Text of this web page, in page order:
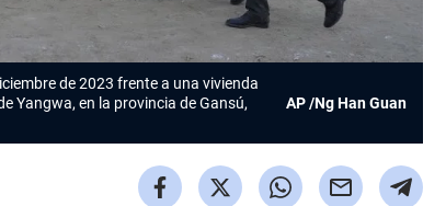
de 2023 frente a una vivienda
Yangwa, en la provincia de Gansú,
AP /Ng Han Guan